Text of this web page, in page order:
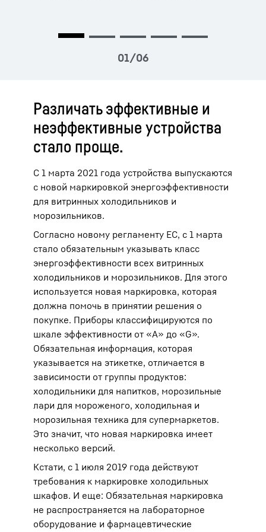
Различать эффективные и
неэффективные устройства
стало проще.
С 1 марта 2021 года устройства выпускаются
с новой маркировкой энергоэффективности
для витринных холодильников и
морозильников.
Согласно новому регламенту ЕС, с 1 марта
стало обязательным указывать класс
энергоэффективности всех витринных
холодильников и морозильников. Для этого
используется новая маркировка, которая
должна помочь в принятии решения о
покупке. Приборы классифицируются по
шкале эффективности от «A» до «G».
Обязательная информация, которая
указывается на этикетке, отличается в
зависимости от группы продуктов:
холодильники для напитков, морозильные
лари для мороженого, холодильная и
морозильная техника для супермаркетов.
Это значит, что новая маркировка имеет
несколько версий.
Кстати, с 1 июля 2019 года действуют
требования к маркировке холодильных
шкафов. И еще: Обязательная маркировка
не распространяется на лабораторное
оборудование и фармацевтические